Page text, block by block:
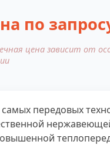
по
цена зависит от
передовых